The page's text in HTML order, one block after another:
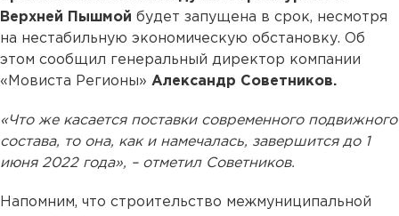
Верхней Пышмой будет запущена в срок, несмотря
на нестабильную экономическую обстановку. Об
этом сообщил генеральный директор компании
«Мовиста Регионы» Александр Советников.
«Что же касается поставки современного подвижного
состава, то она, как и намечалась, завершится до 1
июня 2022 года», – отметил Советников.
Напомним, что строительство межмуниципальной